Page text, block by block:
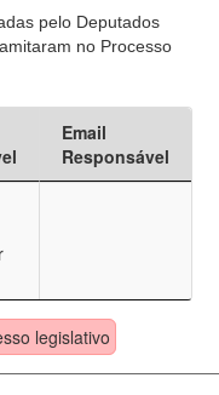
pelo Deputados
no Processo
Email
Responsável
legislativo